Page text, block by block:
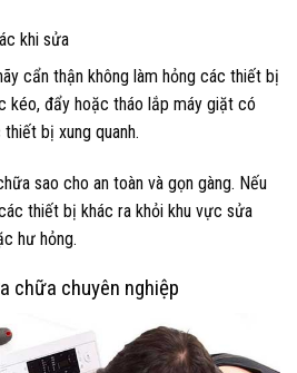
khi sửa
cẩn thận không làm hỏng các thiết bị
kéo, đẩy hoặc tháo lắp máy giặt có
bị xung quanh.
sao cho an toàn và gọn gàng. Nếu
thiết bị khác ra khỏi khu vực sửa
hư hỏng.
chữa chuyên nghiệp